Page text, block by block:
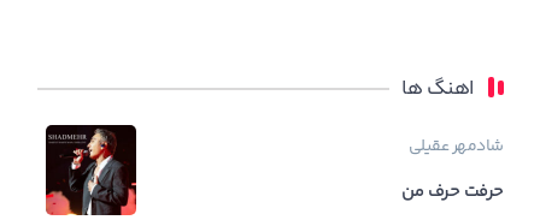
اهنگ ها
شادمهر عقیلی
حرفت حرف من